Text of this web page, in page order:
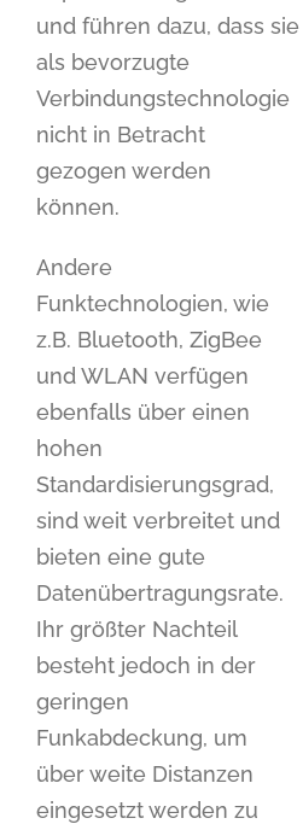
und führen dazu, dass sie
als bevorzugte
Verbindungstechnologie
nicht in Betracht
gezogen werden
können.
Andere
Funktechnologien, wie
z.B. Bluetooth, ZigBee
und WLAN verfügen
ebenfalls über einen
hohen
Standardisierungsgrad,
sind weit verbreitet und
bieten eine gute
Datenübertragungsrate.
Ihr größter Nachteil
besteht jedoch in der
geringen
Funkabdeckung, um
über weite Distanzen
eingesetzt werden zu